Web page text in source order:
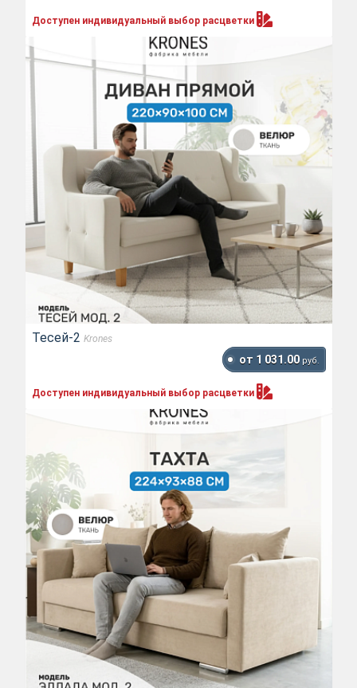
Доступен индивидуальный выбор расцветки
Тесей-2 Krones
от 1 031.00 руб.
Доступен индивидуальный выбор расцветки